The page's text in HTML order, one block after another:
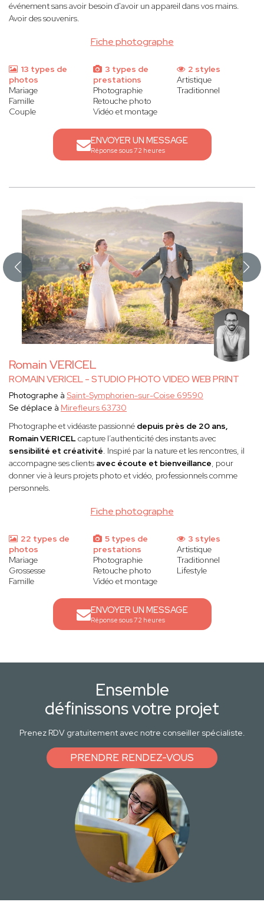
Fiche photographe
événement sans avoir besoin d'avoir un appareil dans vos mains.
Avoir des souvenirs.
13 types de
photos
Mariage
Famille
Couple
3 types de
prestations
Photographie
Retouche photo
Vidéo et montage
2 styles
Artistique
Traditionnel
ENVOYER UN MESSAGE
Réponse sous 72 heures
Romain VERICEL
ROMAIN VERICEL - STUDIO PHOTO VIDEO WEB PRINT
Fiche photographe
Photographe à Saint-Symphorien-sur-Coise 69590
Se déplace à Mirefleurs 63730
Photographe et vidéaste passionné depuis près de 20 ans,
Romain VERICELcapture l’authenticité des instants avec
sensibilité et créativité. Inspiré par la nature et les rencontres, il
accompagne ses clients avec écoute et bienveillance, pour
donner vie à leurs projets photo et vidéo, professionnels comme
personnels.
22 types de
photos
Mariage
Grossesse
Famille
5 types de
prestations
Photographie
Retouche photo
Vidéo et montage
3 styles
Artistique
Traditionnel
Lifestyle
ENVOYER UN MESSAGE
Réponse sous 72 heures
Ensemble
définissons votre projet
Prenez RDV gratuitement avec notre conseiller spécialiste.
PRENDRE RENDEZ-VOUS